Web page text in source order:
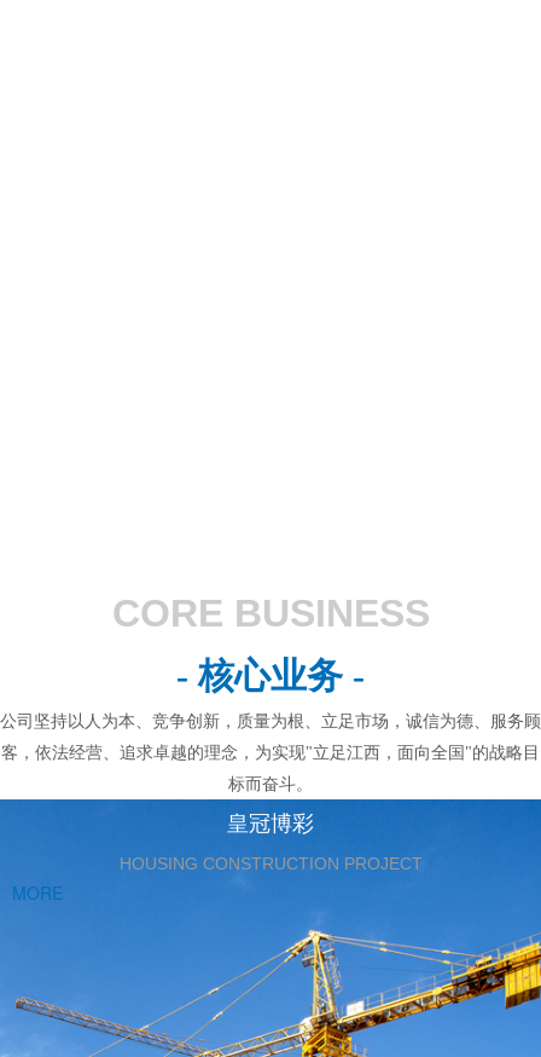
CORE BUSINESS
- 核心业务 -
公司坚持以人为本、竞争创新，质量为根、立足市场，诚信为德、服务顾
客，依法经营、追求卓越的理念，为实现"立足江西，面向全国"的战略目
标而奋斗。
皇冠博彩
HOUSING CONSTRUCTION PROJECT
MORE